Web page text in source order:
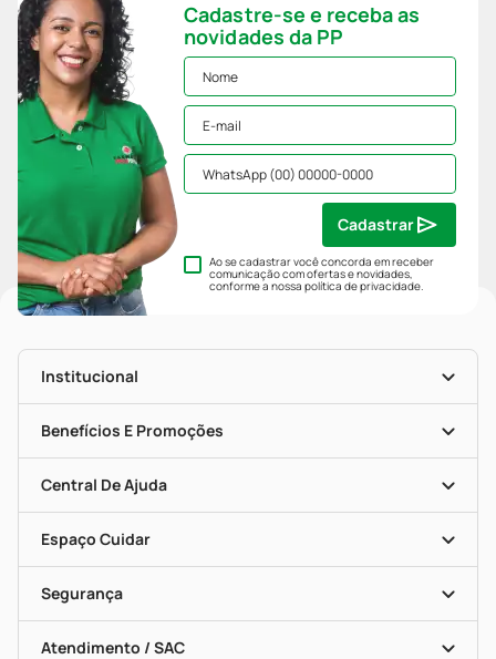
Cadastre-se e receba as
novidades da PP
Ao se cadastrar você concorda em receber
comunicação com ofertas e novidades,
conforme a nossapolítica de privacidade.
Cadastrar
Institucional
História
Nossas Lojas
Mapa De Categorias
Blog Da PP
Seja Uma Loja Parceira
Benefícios E Promoções
Clube PP
Convênios
Programa Popular Do Brasil
Encarte De Ofertas
Dermaclub
Descontos De Laboratório (PBM)
Cupons E Ofertas
Central De Ajuda
Entrega
Recompra Programada
Compras Com Receita
Alomed (tele-Entrega)
Formas De Pagamento
Troca E Devolução
Bulas De A A Z
Políticas De Marketplace
Espaço Cuidar
Vacinas
Serviços Farmacêuticos
Testes Rápidos
Autoteste Covid-19
Segurança
Certificado De Segurança
Portal Da Privacidade
Atendimento / SAC